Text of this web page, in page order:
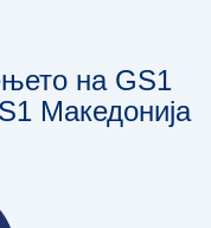
на GS1
Македонија